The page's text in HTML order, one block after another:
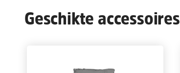
Geschikte accessoires